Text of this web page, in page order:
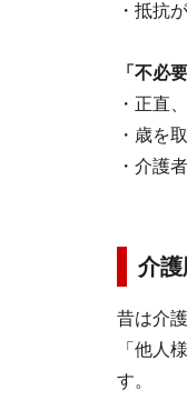
・抵抗
「不必
・正直
・歳を
・介護
介
昔は介
「他人
す。